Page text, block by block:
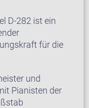
D-282 ist ein
für die
und
Pianisten der